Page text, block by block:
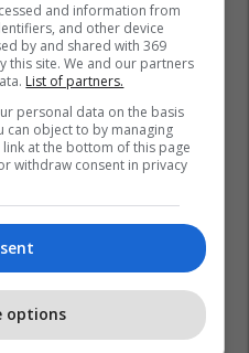
and information from
and other device
by and shared with 369
this site. We and our partners
List of partners.
personal data on the basis
can object to by managing
at the bottom of this page
withdraw consent in privacy
options